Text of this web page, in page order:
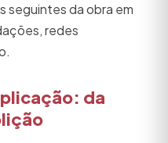
seguintes da obra em
redes
da